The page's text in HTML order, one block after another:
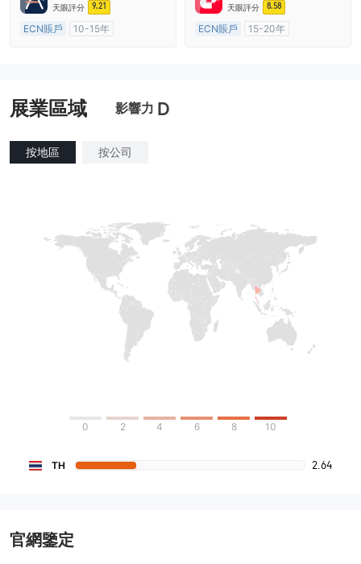
天眼評分 9.21
ECN賬戶
10-15年
天眼評分 8.58
ECN賬戶
15-20年
展業區域 影響力 D
按地區 按公司
0 2 4 6 8 10
TH 2.64
官網鑒定